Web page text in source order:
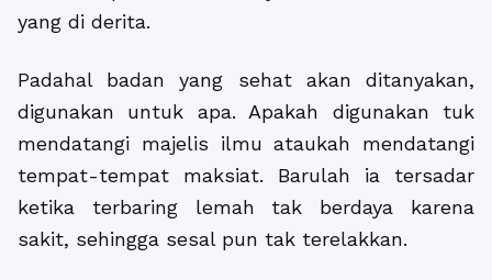
yang di derita.
Padahal badan yang sehat akan ditanyakan,
digunakan untuk apa. Apakah digunakan tuk
mendatangi majelis ilmu ataukah mendatangi
tempat-tempat maksiat. Barulah ia tersadar
ketika terbaring lemah tak berdaya karena
sakit, sehingga sesal pun tak terelakkan.